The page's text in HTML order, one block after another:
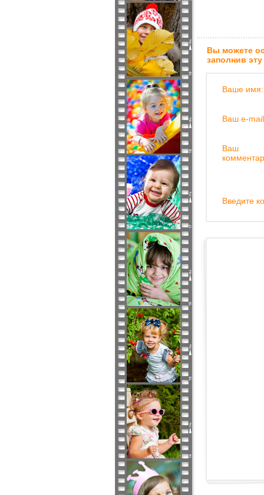
Вы можете
заполнив
Ваше имя:
Ваш e-
Ваш
Введите